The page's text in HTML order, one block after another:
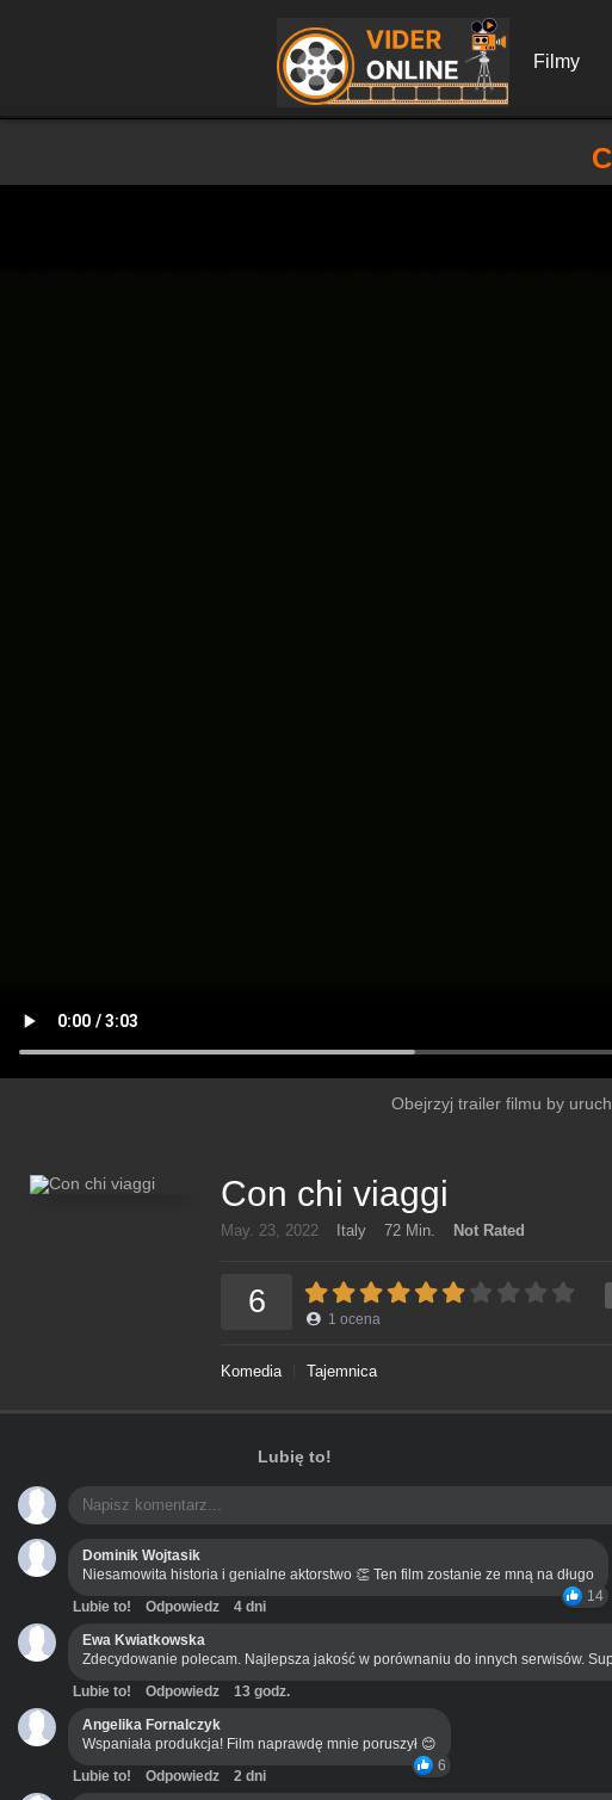
Filmy
Obejrzyj trailer filmu by
Con chi viaggi
May. 23, 2022 Italy 72 Min. Not Rated
6 1 ocena
Komedia Tajemnica
Lubię to!
Dominik Wojtasik
Niesamowita historia i genialne aktorstwo 👏 Ten film zostanie ze mną na długo
14
Lubie to! Odpowiedz
4 dni
Ewa Kwiatkowska
Zdecydowanie polecam. Najlepsza jakość w porównaniu do innych serwisów.
Lubie to! Odpowiedz
13 godz.
Angelika Fornalczyk
Wspaniała produkcja! Film naprawdę mnie poruszył 😊
6
Lubie to! Odpowiedz
2 dni